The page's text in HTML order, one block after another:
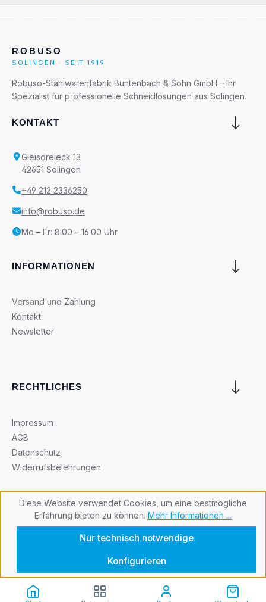
ROBUSO
SOLINGEN · SEIT 1919
Robuso-Stahlwarenfabrik Buntenbach & Sohn GmbH – Ihr
Spezialist für professionelle Schneidlösungen aus Solingen.
KONTAKT
Gleisdreieck 13
42651 Solingen
+49 212 2336250
info@robuso.de
Mo – Fr: 8:00 – 16:00 Uhr
INFORMATIONEN
Versand und Zahlung
Kontakt
Newsletter
RECHTLICHES
Impressum
AGB
Datenschutz
Widerrufsbelehrungen
Cookie-Einstellungen
Diese Website verwendet Cookies, um eine bestmögliche
Erfahrung bieten zu können. Mehr Informationen ...
Nur technisch notwendige
Konfigurieren